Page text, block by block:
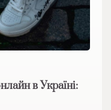
в Україні: